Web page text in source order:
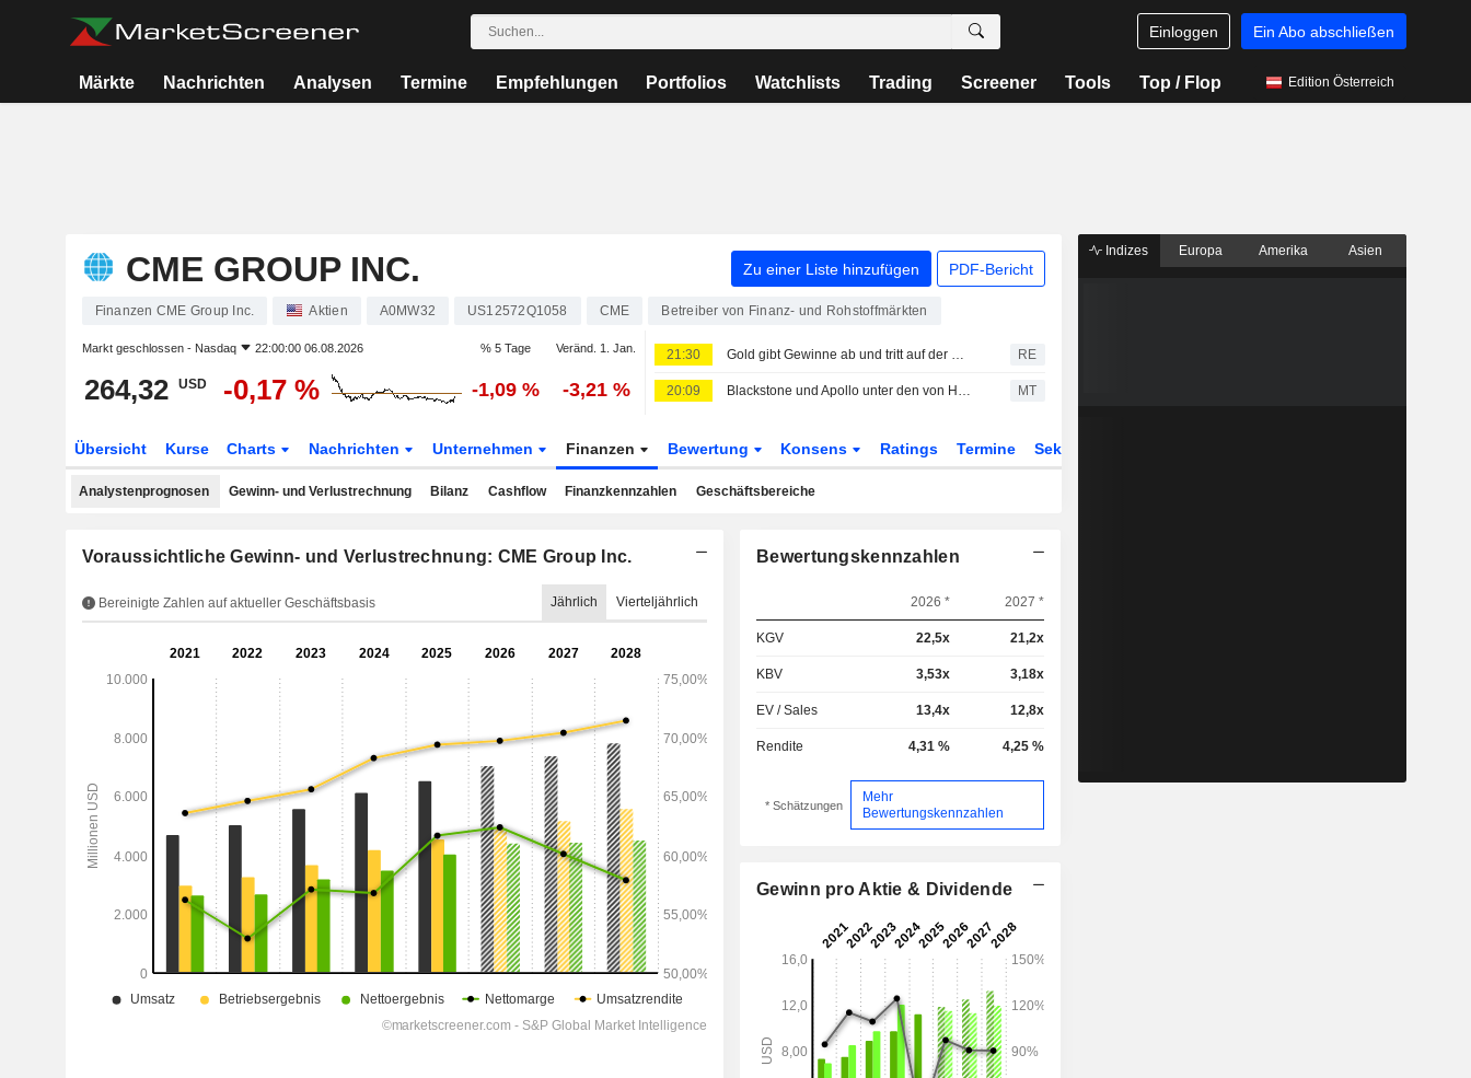
Einloggen Ein Abo abschließen
Märkte Nachrichten Analysen Termine Empfehlungen Portfolios Watchlists Trading Screener Tools Top / Flop Edition Österreich
CME GROUP INC. Zu einer Liste hinzufügen PDF-Bericht
Finanzen CME Group Inc. Aktien A0MW32 US12572Q1058 CME Betreiber von Finanz- und Rohstoffmärkten
Markt geschlossen - Nasdaq 22:00:00 06.08.2026 % 5 Tage Veränd. 1. Jan.
264,32 USD -0,17 % -1,09 % -3,21 %
21:30 Gold gibt Gewinne ab und tritt auf der Stelle, während Öl wegen Irans Vorschlag zu Verbot 'feindlicher' Schiffe in der Straße von Hormus steigt RE
20:09 Blackstone und Apollo unter den von Hackern ins Visier genommenen Unternehmen MT
Übersicht Kurse Charts Nachrichten Unternehmen Finanzen Bewertung Konsens Ratings Termine Sektor
Analystenprognosen Gewinn- und Verlustrechnung Bilanz Cashflow Finanzkennzahlen Geschäftsbereiche
Voraussichtliche Gewinn- und Verlustrechnung: CME Group Inc.
Bereinigte Zahlen auf aktueller Geschäftsbasis Jährlich Vierteljährlich
Bewertungskennzahlen
2026 * 2027 *
KGV 22,5x 21,2x
KBV 3,53x 3,18x
EV / Sales 13,4x 12,8x
Rendite 4,31 % 4,25 %
* Schätzungen
Mehr
Bewertungskennzahlen
Gewinn pro Aktie & Dividende
Indizes Europa Amerika Asien